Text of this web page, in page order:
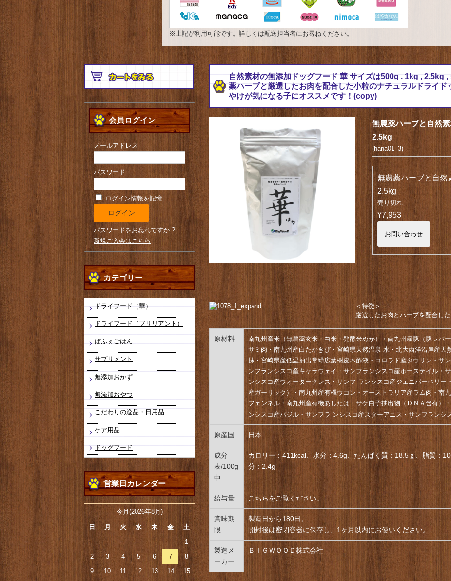
※上記が利用可能です。詳しくは配送担当者にお尋ねください。
自然素材の無添加ドッグフード 華 サイズは500g . 1kg , 2.5kg
薬ハーブと厳選したお肉を配合した小粒のナチュラルドライ
やけが気になる子にオススメです！(copy)
無農薬ハーブと自然
2.5kg
(hana01_3)
無農薬ハーブと自
2.5kg
売り切れ
¥7,953
お問い合わせ
＜特徴＞
厳選したお肉とハーブを配合し
原材料
南九州産米（無農薬玄米・白米・発酵米ぬか）・南九州産豚（豚レバ
サミ肉・南九州産白たかきび・宮崎県天然温泉 水・北大西洋沿岸産天
抹・宮崎県産低温抽出常緑広葉樹皮木酢液・コロラド産タウリン・サ
ンフランシスコ産キャラウェイ・サンフランシスコ産ホーステイル・
ンシスコ産ウオータークレス・サンフ ランシスコ産ジェニパーベリー
産ガーリック）・南九州産有機ウコン・オーストラリア産ラム肉・南
フェンネル・南九州産有機あしたば・サケ白子抽出物（ＤＮＡ含有）
ンシスコ産バジル・サンフラ ンシスコ産スターアニス・サンフランシ
原産国 日本
成分
表/100g
中
カロリー：411kcal、水分：4.6g、たんぱく質：18.5ｇ、脂質：
分：2.4g
給与量 こちらをご覧ください。
賞味期
限
製造日から180日。
開封後は密閉容器に保存し、1ヶ月以内にお使いください。
製造メ
ーカー
ＢＩＧＷＯＯＤ株式会社
会員ログイン
メールアドレス
パスワード
ログイン情報を記憶
パスワードをお忘れですか ?
新規ご入会はこちら
カテゴリー
ドライフード（華）
ドライフード（ブリリアント）
ぱふぇごはん
サプリメント
無添加おかず
無添加おやつ
こだわりの逸品・日用品
ケア用品
ドッグフード
営業日カレンダー
今月(2026年8月)
日 月 火 水 木 金
土
1
2
3 4 5 6 7
8
9
10 11 12 13 14
15